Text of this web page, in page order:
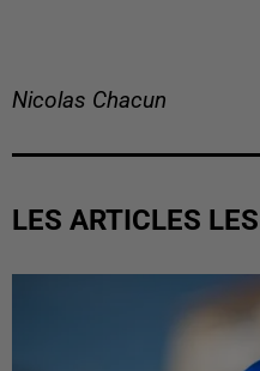
Nicolas Chacun
LES ARTICLES